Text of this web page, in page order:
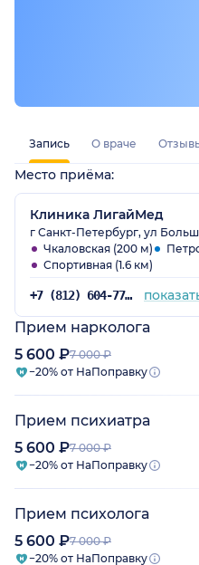
Запись О враче
Место приёма:
Клиника ЛигайМед
г Санкт-Петербург, ул
Чкаловская (200 м)
Спортивная (1.6 км)
+7 (812) 604-77-48
Прием нарколога
5 600 ₽7 000 ₽
−20% от НаПоправку
Прием психиатра
5 600 ₽7 000 ₽
−20% от НаПоправку
Прием психолога
5 600 ₽7 000 ₽
−20% от НаПоправку